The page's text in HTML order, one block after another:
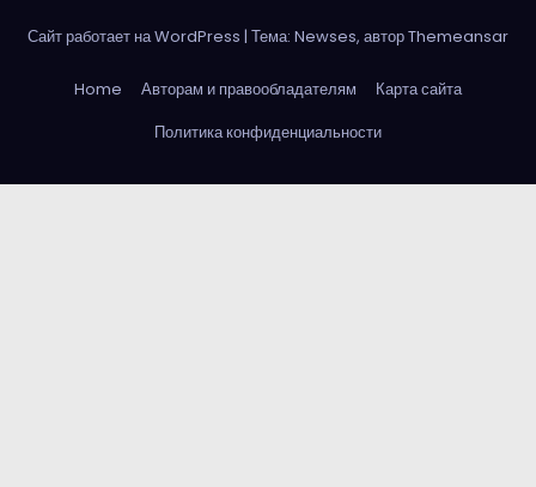
Сайт работает на WordPress | Тема: Newses, авторThemeansar
Home Авторам и правообладателям
Карта сайта
Политика конфиденциальности